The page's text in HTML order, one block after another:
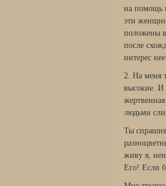
на помощь
эти
положены
после
интерес
2. На меня
высокие. И
людьми
Ты
живу я,
Его! Если